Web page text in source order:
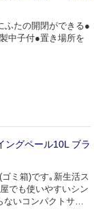
ふたの開閉ができる●
中子付●置き場所を
ングペール10L ブラ
ミ箱)です｡新生活ス
でも使いやすいシン
ないコンパクトサイ